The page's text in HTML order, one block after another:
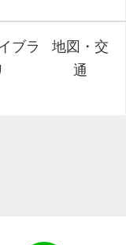
ブラ
地図・交
通